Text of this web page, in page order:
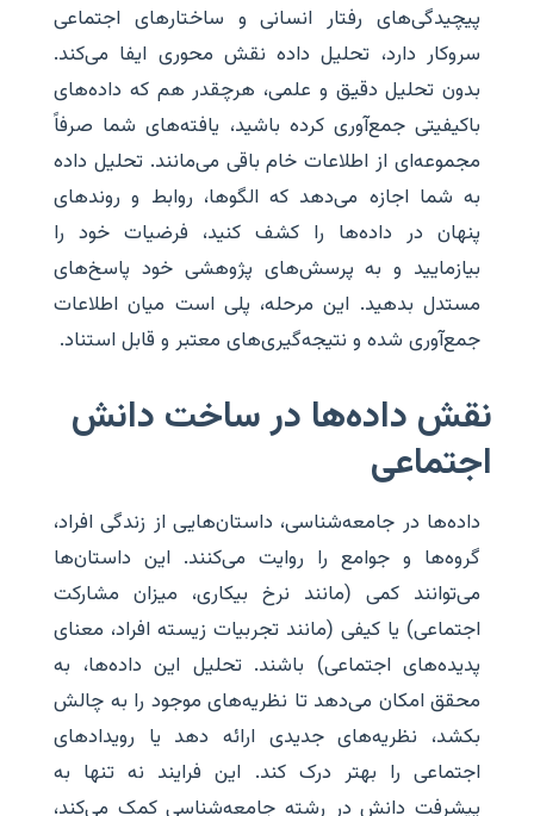
پیچیدگی‌های رفتار انسانی و ساختارهای اجتماعی
سروکار دارد، تحلیل داده نقش محوری ایفا می‌کند.
بدون تحلیل دقیق و علمی، هرچقدر هم که داده‌های
باکیفیتی جمع‌آوری کرده باشید، یافته‌های شما صرفاً
مجموعه‌ای از اطلاعات خام باقی می‌مانند. تحلیل داده
به شما اجازه می‌دهد که الگوها، روابط و روندهای
پنهان در داده‌ها را کشف کنید، فرضیات خود را
بیازمایید و به پرسش‌های پژوهشی خود پاسخ‌های
مستدل بدهید. این مرحله، پلی است میان اطلاعات
جمع‌آوری شده و نتیجه‌گیری‌های معتبر و قابل استناد.
نقش داده‌ها در ساخت دانش
اجتماعی
داده‌ها در جامعه‌شناسی، داستان‌هایی از زندگی افراد،
گروه‌ها و جوامع را روایت می‌کنند. این داستان‌ها
می‌توانند کمی (مانند نرخ بیکاری، میزان مشارکت
اجتماعی) یا کیفی (مانند تجربیات زیسته افراد، معنای
پدیده‌های اجتماعی) باشند. تحلیل این داده‌ها، به
محقق امکان می‌دهد تا نظریه‌های موجود را به چالش
بکشد، نظریه‌های جدیدی ارائه دهد یا رویدادهای
اجتماعی را بهتر درک کند. این فرایند نه تنها به
پیشرفت دانش در رشته جامعه‌شناسی کمک می‌کند،